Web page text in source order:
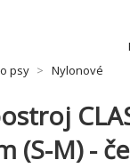
psy Nylonové
(S-M) -